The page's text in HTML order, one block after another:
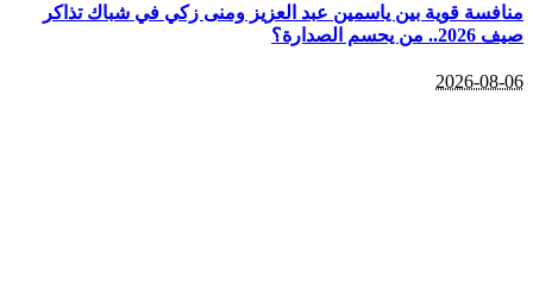
منافسة قوية بين ياسمين عبد العزيز ومنى زكي في شباك تذاكر
صيف 2026.. من يحسم الصدارة؟
2026-08-06